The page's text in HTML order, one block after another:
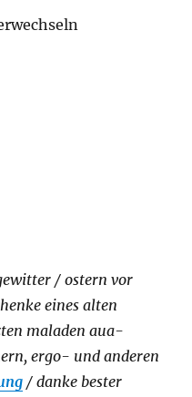
/ ostern vor
eines alten
maladen aua-
ergo- und anderen
/ danke bester